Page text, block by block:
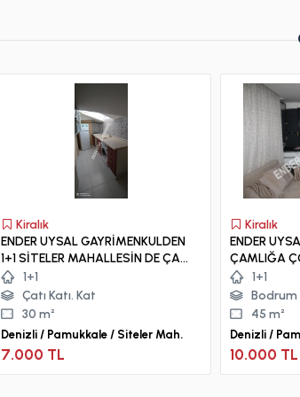
Kiralık
ENDER UYSAL GAYRİMENKULDEN
1+1 SİTELER MAHALLESİN DE ÇATI
KATI APART...
1+1
Çatı Katı. Kat
30 m²
Denizli / Pamukkale / Siteler Mah.
7.000 TL
Kiralık
ENDER
ÇAMLIĞA ÇOK YAKIN 1+1
APART
1+1
Bodrum
45 m²
Denizli /
Mah.
10.000 TL